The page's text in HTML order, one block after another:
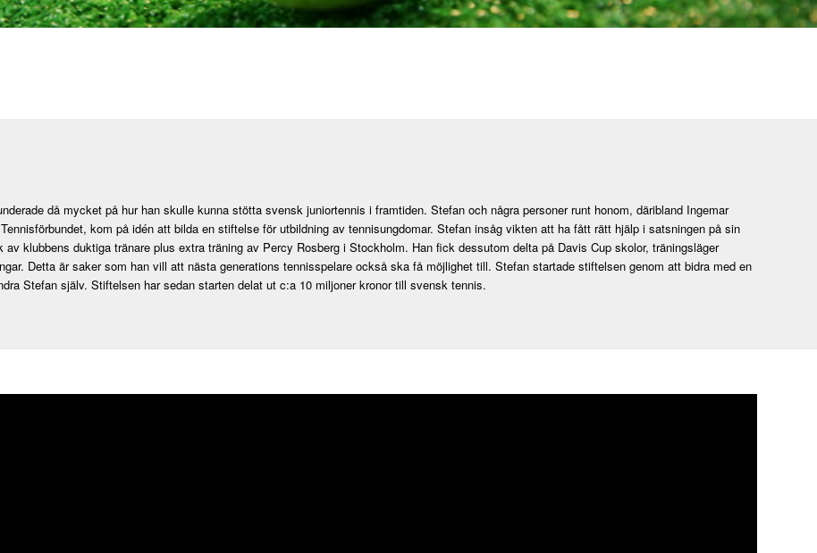
då mycket på hur han skulle kunna stötta svensk juniortennis i framtiden. Stefan och några personer runt honom, däribland Ingemar
kom på idén att bilda en stiftelse för utbildning av tennisungdomar. Stefan insåg vikten att ha fått rätt hjälp i satsningen på sin
klubbens duktiga tränare plus extra träning av Percy Rosberg i Stockholm. Han fick dessutom delta på Davis Cup skolor, träningsläger
Detta är saker som han vill att nästa generations tennisspelare också ska få möjlighet till. Stefan startade stiftelsen genom att bidra med en
Stefan själv. Stiftelsen har sedan starten delat ut c:a 10 miljoner kronor till svensk tennis.